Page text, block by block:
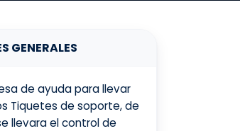
GENERALES
de ayuda para llevar
Tiquetes de soporte, de
llevara el control de